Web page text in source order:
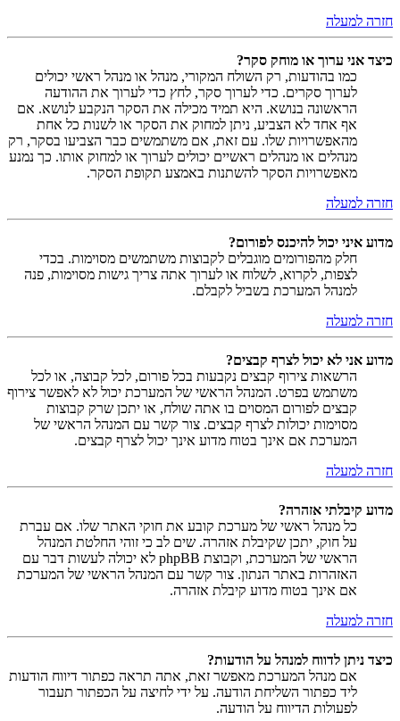
חזרה למעלה
כיצד אני ערוך או מוחק סקר?
כמו בהודעות, רק השולח המקורי, מנהל או מנהל ראשי יכולים
לערוך סקרים. כדי לערוך סקר, לחץ כדי לערוך את ההודעה
הראשונה בנושא. היא תמיד מכילה את הסקר הנקבע לנושא. אם
אף אחד לא הצביע, ניתן למחוק את הסקר או לשנות כל אחת
מהאפשרויות שלו. עם זאת, אם משתמשים כבר הצביעו בסקר, רק
מנהלים או מנהלים ראשיים יכולים לערוך או למחוק אותו. כך נמנע
מאפשרויות הסקר להשתנות באמצע תקופת הסקר.
חזרה למעלה
מדוע איני יכול להיכנס לפורום?
חלק מהפורומים מוגבלים לקבוצות משתמשים מסוימות. בכדי
לצפות, לקרוא, לשלוח או לערוך אתה צריך גישות מסוימות, פנה
למנהל המערכת בשביל לקבלם.
חזרה למעלה
מדוע אני לא יכול לצרף קבצים?
הרשאות צירוף קבצים נקבעות בכל פורום, לכל קבוצה, או לכל
משתמש בפרט. המנהל הראשי של המערכת יכול לא לאפשר צירוף
קבצים לפורום המסוים בו אתה שולח, או יתכן שרק קבוצות
מסוימות יכולות לצרף קבצים. צור קשר עם המנהל הראשי של
המערכת אם אינך בטוח מדוע אינך יכול לצרף קבצים.
חזרה למעלה
מדוע קיבלתי אזהרה?
כל מנהל ראשי של מערכת קובע את חוקי האתר שלו. אם עברת
על חוק, יתכן שקיבלת אזהרה. שים לב כי זוהי החלטת המנהל
הראשי של המערכת, וקבוצת phpBB לא יכולה לעשות דבר עם
האזהרות באתר הנתון. צור קשר עם המנהל הראשי של המערכת
אם אינך בטוח מדוע קיבלת אזהרה.
חזרה למעלה
כיצד ניתן לדווח למנהל על הודעות?
אם מנהל המערכת מאפשר זאת, אתה תראה כפתור דיווח הודעות
ליד כפתור השליחת הודעה. על ידי לחיצה על הכפתור תעבור
לפעולות הדיווח על הודעה.